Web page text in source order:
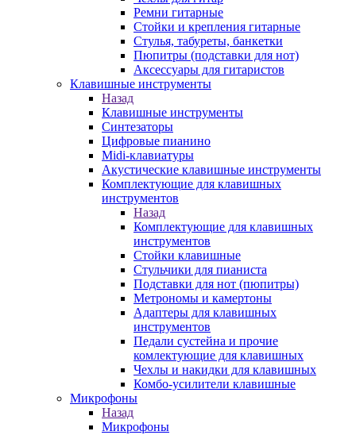
Ремни гитарные
Стойки и крепления гитарные
Стулья, табуреты, банкетки
Пюпитры (подставки для нот)
Аксессуары для гитаристов
Клавишные инструменты
Назад
Клавишные инструменты
Синтезаторы
Цифровые пианино
Midi-клавиатуры
Акустические клавишные инструменты
Комплектующие для клавишных
инструментов
Назад
Комплектующие для клавишных
инструментов
Стойки клавишные
Стульчики для пианиста
Подставки для нот (пюпитры)
Метрономы и камертоны
Адаптеры для клавишных
инструментов
Педали сустейна и прочие
комлектующие для клавишных
Чехлы и накидки для клавишных
Комбо-усилители клавишные
Микрофоны
Назад
Микрофоны